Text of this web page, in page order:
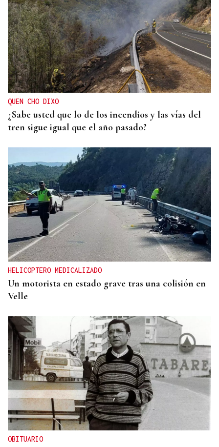
QUEN CHO DIXO
¿Sabe usted que lo de los incendios y las vías del
tren sigue igual que el año pasado?
HELICOPTERO MEDICALIZADO
Un motorista en estado grave tras una colisión en
Velle
OBITUARIO